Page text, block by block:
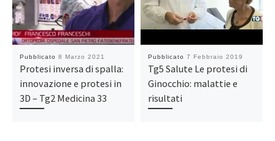
Pubblicato 8 Marzo 2021
Protesi inversa di spalla:
innovazione e protesi in
3D – Tg2 Medicina 33
Pubblicato 7 Febbraio 2019
Tg5 Salute Le protesi di
Ginocchio: malattie e
risultati